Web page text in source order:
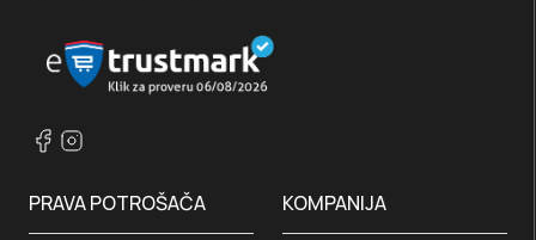
PRAVA POTROŠAČA KOMPANIJA